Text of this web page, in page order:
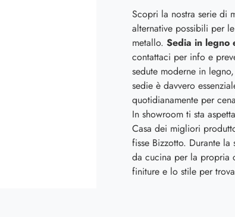
Scopri la nostra serie di
alternative possibili per
metallo. Sedia in legno
contattaci per info e
sedute moderne in
sedie è davvero
quotidianamente per
In showroom ti sta
Casa dei migliori
fisse Bizzotto. Durante
da cucina per la propria
finiture e lo stile per